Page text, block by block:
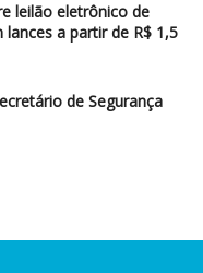
leilão eletrônico de
a partir de R$ 1,5
de Segurança